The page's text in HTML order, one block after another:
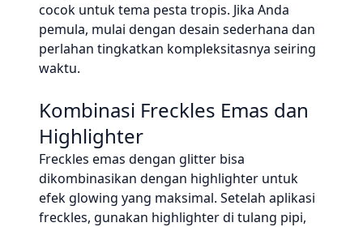
cocok untuk tema pesta tropis. Jika Anda
pemula, mulai dengan desain sederhana dan
perlahan tingkatkan kompleksitasnya seiring
waktu.
Kombinasi Freckles Emas dan
Highlighter
Freckles emas dengan glitter bisa
dikombinasikan dengan highlighter untuk
efek glowing yang maksimal. Setelah aplikasi
freckles, gunakan highlighter di tulang pipi,